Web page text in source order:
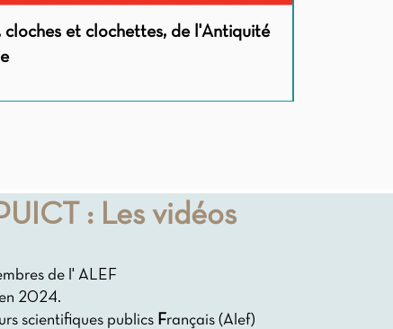
Le thème de la grâce dans le
cloches et clochettes, de l'Antiquité
: Les vidéos
de l' ALEF
2024.
scientifiques publics Français (Alef)